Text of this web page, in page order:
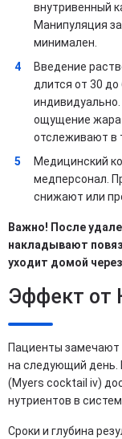
внутривенный
Манипуляция
минимален.
Введение
длится от 30
ощущение жара
отслеживают в
Медицинский
медперсонал.
снижают или
Важно! После
накладывают
уходит домой
Эффект от
Пациенты замечают
на следующий день.
(Myers cocktail iv)
нутриентов в
Сроки и глубина